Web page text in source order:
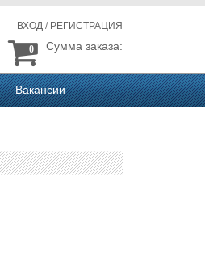
ВХОД / РЕГИСТРАЦИЯ
Сумма заказа:
0
Вакансии